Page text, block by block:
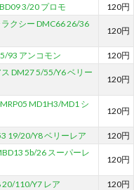
3/20 プロモ 120円
クシー DMC66 26/36
120円
93 アンコモン 120円
DM27 5/55/Y6 ベリー
120円
MD1H3/MD1 シ
120円
19/20/Y8 ベリーレア 120円
5b/26 スーパーレ
120円
110/Y7 レア
120円